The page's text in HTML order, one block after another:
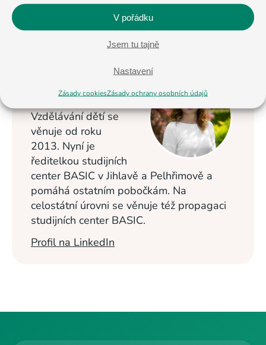
V pořádku
Jsem tu tajně
Nastavení
Zásady cookiesZásady ochrany osobních údajů
< Na všechny články
Masopustová
Vzdělávání dětí se
věnuje od roku
2013. Nyní je
ředitelkou studijních
center BASIC v Jihlavě a Pelhřimově a
pomáhá ostatním pobočkám. Na
celostátní úrovni se věnuje též propagaci
studijních center BASIC.
Profil na LinkedIn